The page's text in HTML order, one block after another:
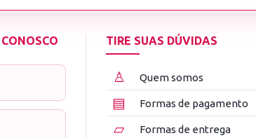
TIRE SUAS DÚVIDAS
♙ Quem somos
▤ Formas de pagamento
▱ Formas de entrega